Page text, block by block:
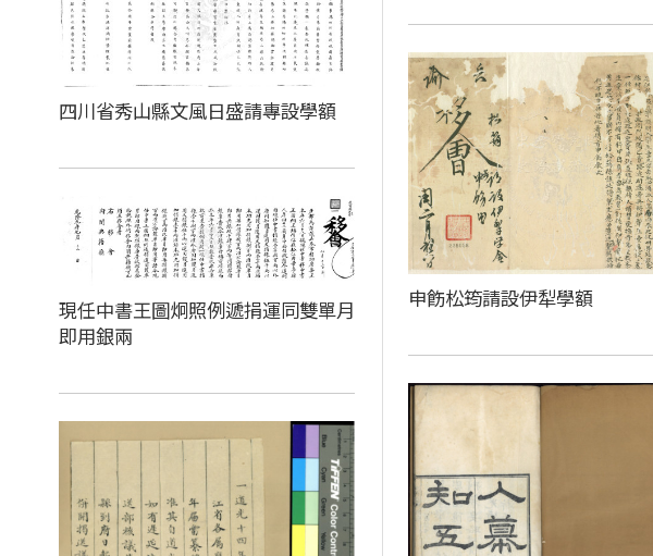
四川省秀山縣文風日盛請專設學額
申飭松筠請設伊犁學額
現任中書王圖炯照例遞捐運同雙單月
即用銀兩